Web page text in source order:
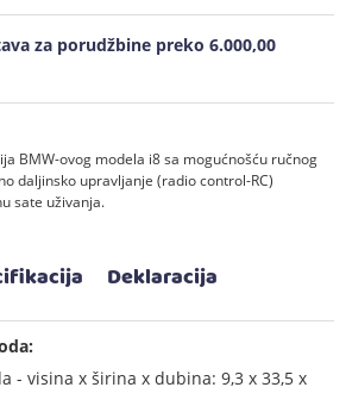
za porudžbine preko 6.000,00
BMW-ovog modela i8 sa mogućnošću ručnog
daljinsko upravljanje (radio control-RC)
sate uživanja.
Deklaracija
- visina x širina x dubina: 9,3 x 33,5 x